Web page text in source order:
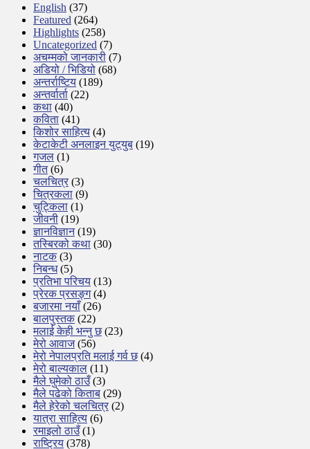
English (37)
Featured (264)
Highlights (258)
Uncategorized (7)
अचम्मको जानकारी (7)
अडियो / भिडियो (68)
अन्तर्राष्टिय (189)
अन्तर्वार्ता (22)
कथा (40)
कविता (41)
किशोर साहित्य (4)
केटाकेटी अनलाइन युट्युब (19)
गजल (1)
गीत(6)
चलचित्र (3)
चित्रकला (9)
चुट्किला (1)
जीवनी (19)
ज्ञानविज्ञान(19)
तस्बिरको कथा (30)
नाटक(3)
निबन्ध(5)
प्रतिभा परिचय (13)
प्रेरक प्रसङ्ग(4)
बजारमा नयाँ(26)
बालपुस्तक(22)
मलाई केही भन्नु छ(23)
मेरो आवाज(56)
मेरो नेपालप्रति मलाई गर्व छ(4)
मेरो बाल्यकाल (11)
मैले घुमेको ठाउँ(3)
मैले पढेको किताब (29)
मैले हेरेको चलचित्र (2)
यात्रा साहित्य (6)
रमाइलो ठाउँ(1)
राष्ट्रिय (378)